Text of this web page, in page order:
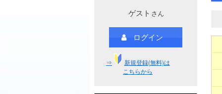
ゲスト さん
ログイン
⇒
新規登録(無料)は
こちらから